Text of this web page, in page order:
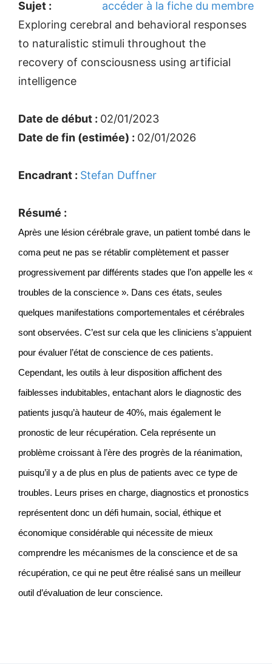
accéder à la fiche du membre
Sujet :
Exploring cerebral and behavioral responses
to naturalistic stimuli throughout the
recovery of consciousness using artificial
intelligence
Date de début : 02/01/2023
Date de fin (estimée) : 02/01/2026
Encadrant : Stefan Duffner
Résumé :
Après une lésion cérébrale grave, un patient tombé dans le
coma peut ne pas se rétablir complètement et passer
progressivement par différents stades que l’on appelle les «
troubles de la conscience ». Dans ces états, seules
quelques manifestations comportementales et cérébrales
sont observées. C’est sur cela que les cliniciens s’appuient
pour évaluer l’état de conscience de ces patients.
Cependant, les outils à leur disposition affichent des
faiblesses indubitables, entachant alors le diagnostic des
patients jusqu’à hauteur de 40%, mais également le
pronostic de leur récupération. Cela représente un
problème croissant à l’ère des progrès de la réanimation,
puisqu’il y a de plus en plus de patients avec ce type de
troubles. Leurs prises en charge, diagnostics et pronostics
représentent donc un défi humain, social, éthique et
économique considérable qui nécessite de mieux
comprendre les mécanismes de la conscience et de sa
récupération, ce qui ne peut être réalisé sans un meilleur
outil d’évaluation de leur conscience.